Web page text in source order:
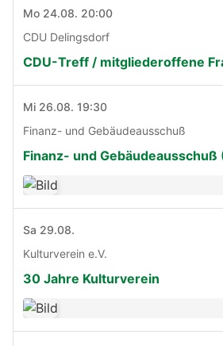
Mo 24.08. 20:00
CDU Delingsdorf
CDU-Treff / mitgliederoffene
Mi 26.08. 19:30
Finanz- und Gebäudeausschuß
Finanz- und Gebäudeausschuß
Sa 29.08.
Kulturverein e.V.
30 Jahre Kulturverein